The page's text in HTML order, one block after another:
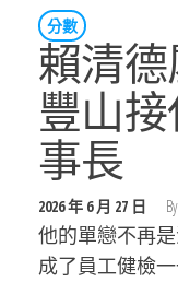
分數
賴清
豐山
事長
2026 年 6 月 27 日 By
他的單戀不再
成了員工健檢